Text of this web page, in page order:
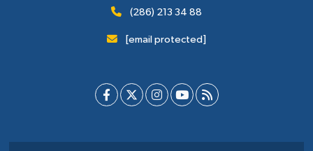
(286) 213 34 88
[email protected]